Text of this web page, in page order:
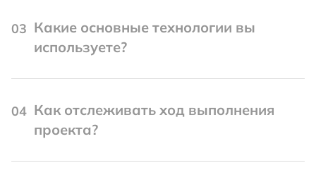
03 Какие основные технологии вы
используете?
04 Как отслеживать ход выполнения
проекта?